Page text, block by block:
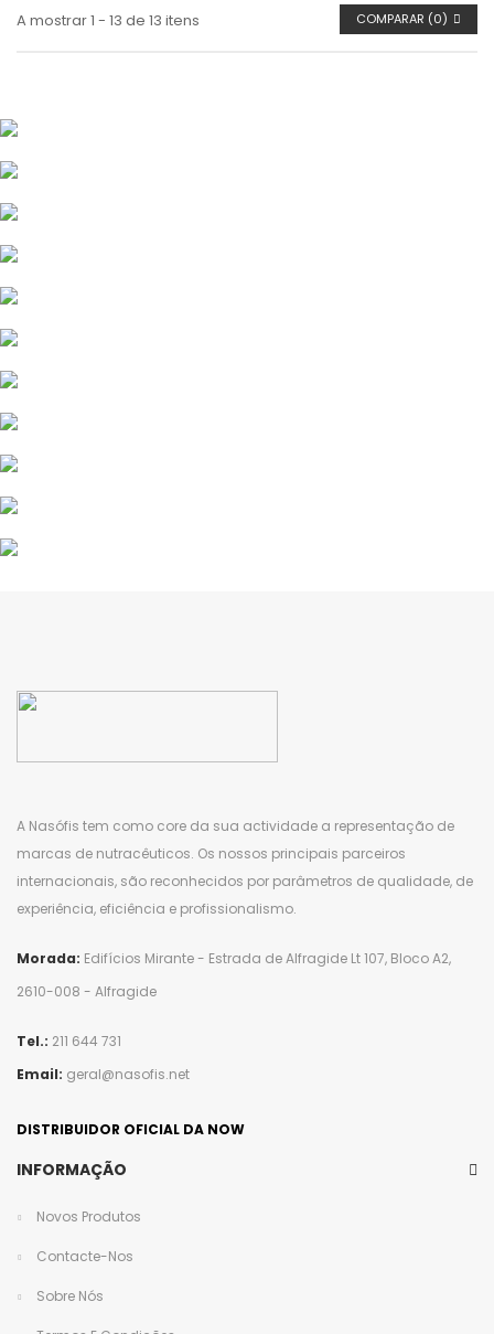
COMPARAR (0)
A mostrar 1 - 13 de 13 itens
A Nasófis tem como core da sua actividade a representação de
marcas de nutracêuticos. Os nossos principais parceiros
internacionais, são reconhecidos por parâmetros de qualidade, de
experiência, eficiência e profissionalismo.
Morada: Edifícios Mirante - Estrada de Alfragide Lt 107, Bloco A2,
2610-008 - Alfragide
Tel.: 211 644 731
Email: geral@nasofis.net
DISTRIBUIDOR OFICIAL DA NOW
INFORMAÇÃO
Novos Produtos
Contacte-Nos
Sobre Nós